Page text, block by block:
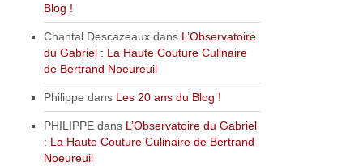
Blog !
Chantal Descazeaux dans L’Observatoire
du Gabriel : La Haute Couture Culinaire
de Bertrand Noeureuil
Philippe dans Les 20 ans du Blog !
PHILIPPE dans L’Observatoire du Gabriel
: La Haute Couture Culinaire de Bertrand
Noeureuil